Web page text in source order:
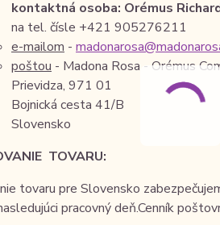
kontaktná osoba: Orémus
na tel. čísle +421 905276211
e-mailom-
poštou- Madona Rosa - Orémus
Prievidza, 971 01
Bojnická cesta 41/B
Slovensko
TOVARU:
tovaru pre Slovensko
pracovný deň.Cenník